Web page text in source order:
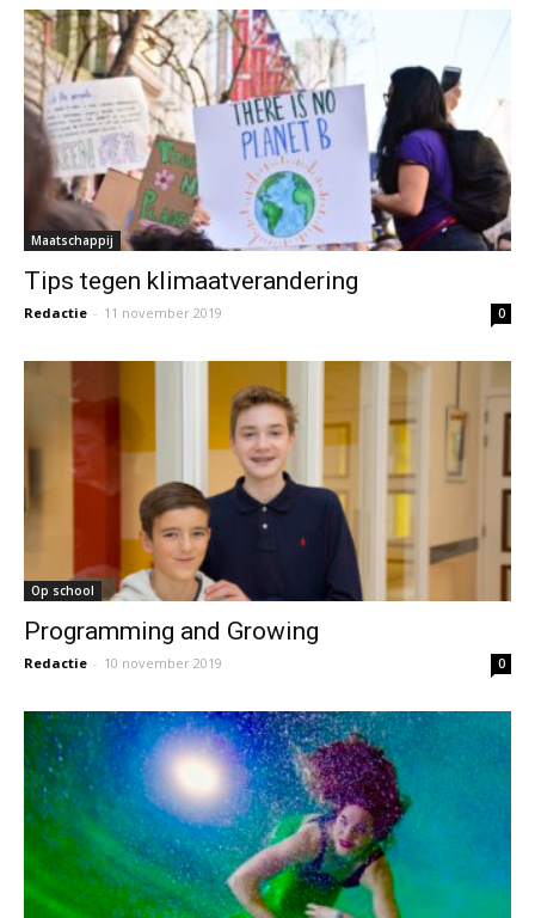
Maatschappij
Tips tegen klimaatverandering
Redactie - 11 november 2019 0
Op school
Programming and Growing
Redactie - 10 november 2019 0